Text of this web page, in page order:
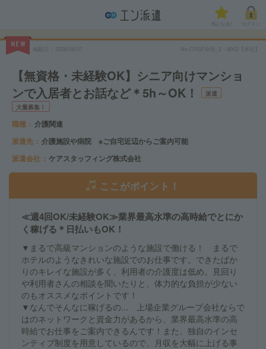
気になる!
NEW
No.CRSF奈良_2・MKS【本社】
【無資格・未経験OK】シニア向けマンショ
ンで入居者とお話など＊5h～OK！
派遣
大量募集！
職種
介護関連
派遣先
介護施設や病院 ※ご自宅近辺からご案内可能
派遣会社
ケアスタッフィング株式会社
ここがポイント！
≪週4回OK/未経験OK≫業界最高水準の高時給でとにか
く稼げる＊日払いもOK！
▼まるで高級マンションのような施設で働ける！ まるで
ホテルのようなきれいな施設でのお仕事です。できたばか
りのキレイな施設が多く、利用者の介護度は低め。見回り
や利用者さんの相談を聞いたりと、体力的な負担が少ない
のもオススメなポイントです！
▼なんでそんなに稼げるの... 上場企業グループ会社ならで
はのネットワークと資金力があるから、業界最高水準の高
時給でお仕事をご案内できるんです！また、独自のインセ
ンティブ制度を用意しているので、月収を大幅に上げる事